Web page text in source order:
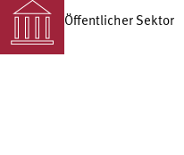
Öffentlicher Sektor